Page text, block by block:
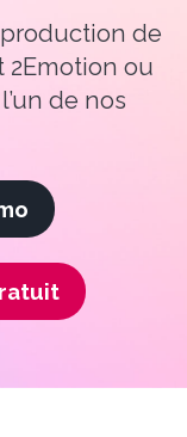
de
2Emotion ou
de nos